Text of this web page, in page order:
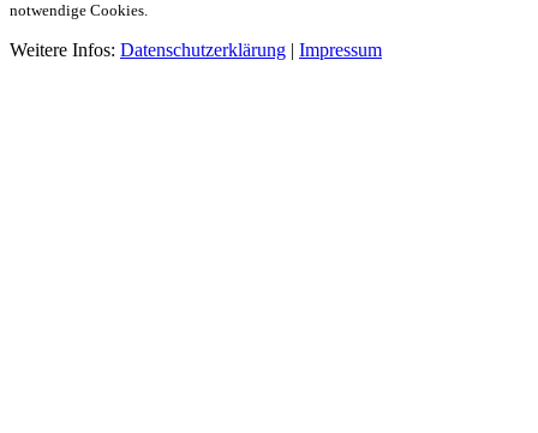
notwendige Cookies.
Weitere Infos: Datenschutzerklärung | Impressum